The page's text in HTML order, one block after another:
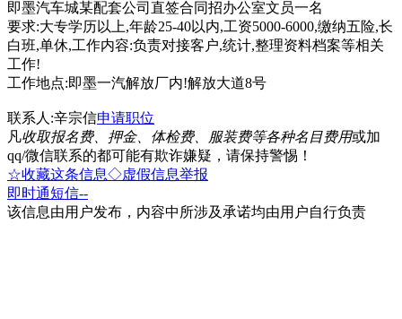
即墨汽车城某配套公司直签合同招办公室文员一名
要求:大专学历以上,年龄25-40以内,工资5000-6000,缴纳五险,长
白班,单休,工作内容:负责对接客户,统计,整理资料档案等相关
工作!
工作地点:即墨一汽解放厂内!解放大道8号
联系人:辛宗信申请职位
凡收取报名费、押金、体检费、服装费等各种名目费用或加
qq/微信联系的都可能有欺诈嫌疑，请保持警惕！
☆收藏这条信息◇虚假信息举报
即时通短信--
该信息由用户发布，内容中所涉及承诺均由用户自行负责